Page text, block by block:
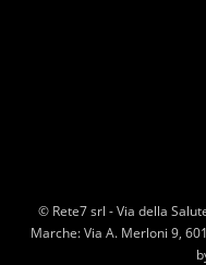
© Rete7 srl - Via della
Marche: Via A. Merloni 9,